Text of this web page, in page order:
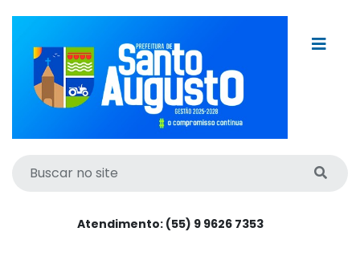
Atendimento: (55) 9 9626 7353